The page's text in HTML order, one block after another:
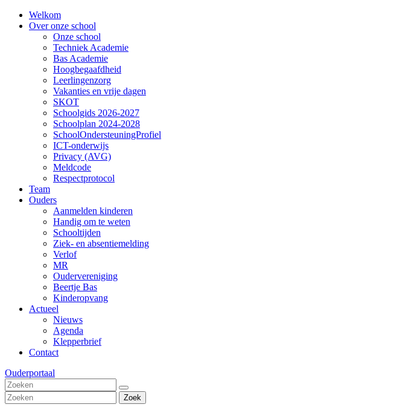
Welkom
Over onze school
Onze school
Techniek Academie
Bas Academie
Hoogbegaafdheid
Leerlingenzorg
Vakanties en vrije dagen
SKOT
Schoolgids 2026-2027
Schoolplan 2024-2028
SchoolOndersteuningProfiel
ICT-onderwijs
Privacy (AVG)
Meldcode
Respectprotocol
Team
Ouders
Aanmelden kinderen
Handig om te weten
Schooltijden
Ziek- en absentiemelding
Verlof
MR
Oudervereniging
Beertje Bas
Kinderopvang
Actueel
Nieuws
Agenda
Klepperbrief
Contact
Ouderportaal
Zoek